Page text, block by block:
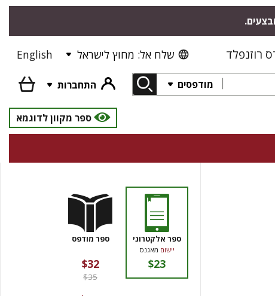
רוזנפלד שלח אל: מחוץ לישראל English
מודפסים
התחברות
ספר מקוון לדוגמא
ספר אלקטרוני
יישום מאגנס
$23
ספר מודפס
$32
$35